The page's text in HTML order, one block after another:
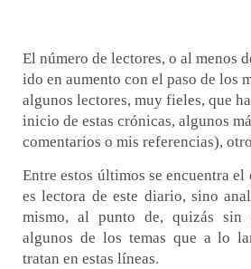
El número de lectores, o al menos
ido en aumento con el paso de los
algunos lectores, muy fieles, que
inicio de estas crónicas, algunos
comentarios o mis referencias),
Entre estos últimos se encuentra
es lectora de este diario, sino
mismo, al punto de, quizás sin
algunos de los temas que a lo
tratan en estas líneas.